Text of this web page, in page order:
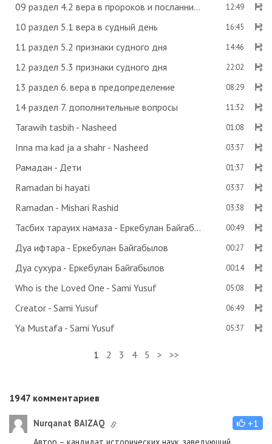
09 раздел 4.2 вера в пророков и посланников 12:49
10 раздел 5.1 вера в судный день 16:45
11 раздел 5.2 признаки судного дня 14:46
12 раздел 5.3 признаки судного дня 22:02
13 раздел 6. вера в предопределение 08:29
14 раздел 7. дополнительные вопросы 11:32
Tarawih tasbih - Nasheed 01:08
Inna ma kad ja a shahr - Nasheed 03:37
Рамадан - Дети 01:37
Ramadan bi hayati 03:37
Ramadan - Mishari Rashid 03:38
Тасбих тарауих намаза - Еркебулан Байгабылов 00:49
Дуа ифтара - Еркебулан Байгабылов 00:27
Дуа сухура - Еркебулан Байгабылов 00:14
Who is the Loved One - Sami Yusuf 05:08
Creator - Sami Yusuf 06:49
Ya Mustafa - Sami Yusuf 05:37
1 2 3 4 5 > >>
1947 комментариев
Nurqanat BAIZAQ +1